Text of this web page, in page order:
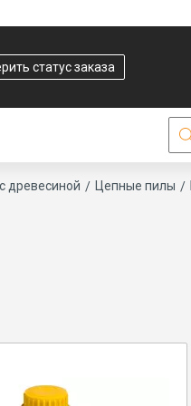
статус заказа
древесиной Цепные пилы